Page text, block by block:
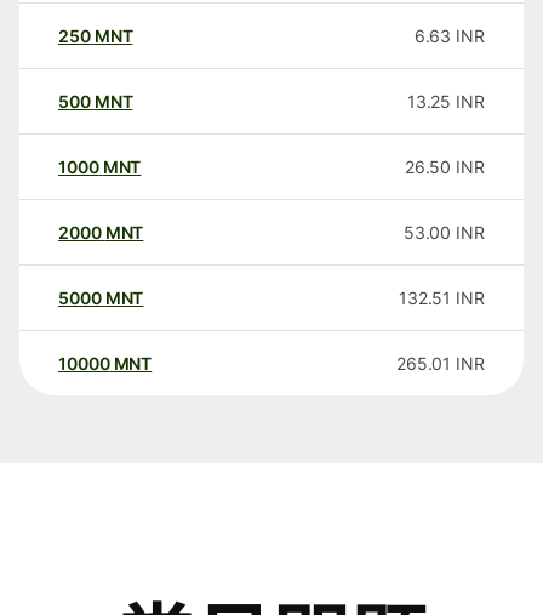
250 MNT 6.63 INR
500 MNT 13.25 INR
1000 MNT 26.50 INR
2000 MNT 53.00 INR
5000 MNT 132.51 INR
10000 MNT 265.01 INR